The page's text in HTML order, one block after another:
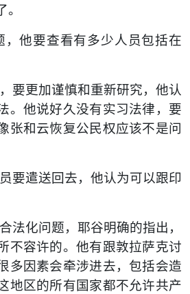
他要查看有多少人员包括在
要更加谨慎和重新研究，他认
。他说好久没有实习法律，要
张和云恢复公民权应该不是问
要遣送回去，他认为可以跟印
化问题，耶谷明确的指出，
不容许的。他有跟敦拉萨克讨
多因素会牵涉进去，包括会造
地区的所有国家都不允许共产